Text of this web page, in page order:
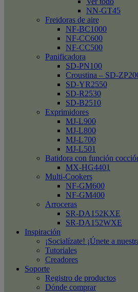
NN-GT45
Freidoras de aire
NF-BC1000
NF-CC600
NF-CC500
Panificadora
SD-PN100
Croustina – SD-
SD-YR2550
SD-R2530
SD-B2510
Exprimidores
MJ-L900
MJ-L800
MJ-L700
MJ-L501
Batidora con función
MX-HG4401
Multi-Cookers
NF-GM600
NF-GM400
Arroceras
SR-DA152KXE
SR-DA152WXE
Inspiración
¡Socialízate! ¡Únete a
Tutoriales
Creadores
Soporte
Registro de productos
Dónde comprar